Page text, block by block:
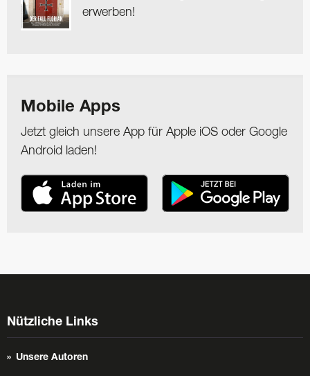
erwerben!
Mobile Apps
Jetzt gleich unsere App für Apple iOS oder Google
Android laden!
Nützliche Links
Unsere Autoren